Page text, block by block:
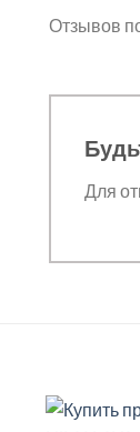
Отзывов
Для